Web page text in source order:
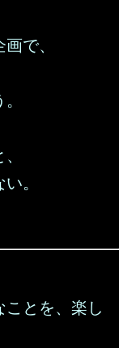
で、
。
とを、楽し